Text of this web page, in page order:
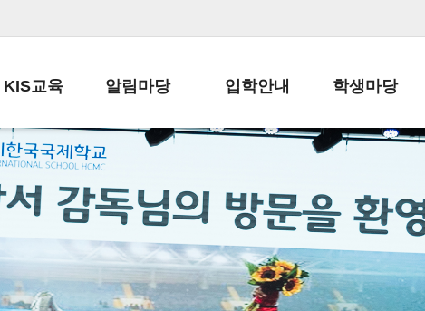
KIS교육
교육목표
학사일정
일과시간표
성과평가자료
알림마당
공지사항
납부금 안내
스쿨버스 운행 안내
급식안내
입학안내
전-편입 서류양식
입학금/수업료
교복구입안내
학생마당
학생생활규정
학교신문
자율진로동아리
유초등 소식지